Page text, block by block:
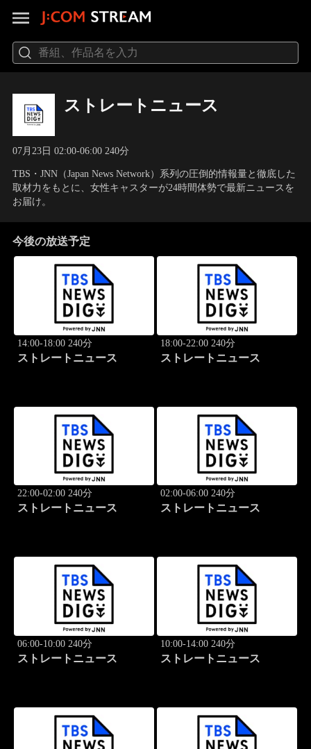
ストレートニュース
07月23日 02:00-06:00 240分
TBS・JNN（Japan News Network）系列の圧倒的情報量と徹底した
取材力をもとに、女性キャスターが24時間体勢で最新ニュースを
お届け。
今後の放送予定
14:00-18:00 240分
ストレートニュース
18:00-22:00 240分
ストレートニュース
22:00-02:00 240分
ストレートニュース
02:00-06:00 240分
ストレートニュース
06:00-10:00 240分
ストレートニュース
10:00-14:00 240分
ストレートニュース